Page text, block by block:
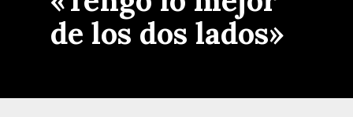
de los dos lados»